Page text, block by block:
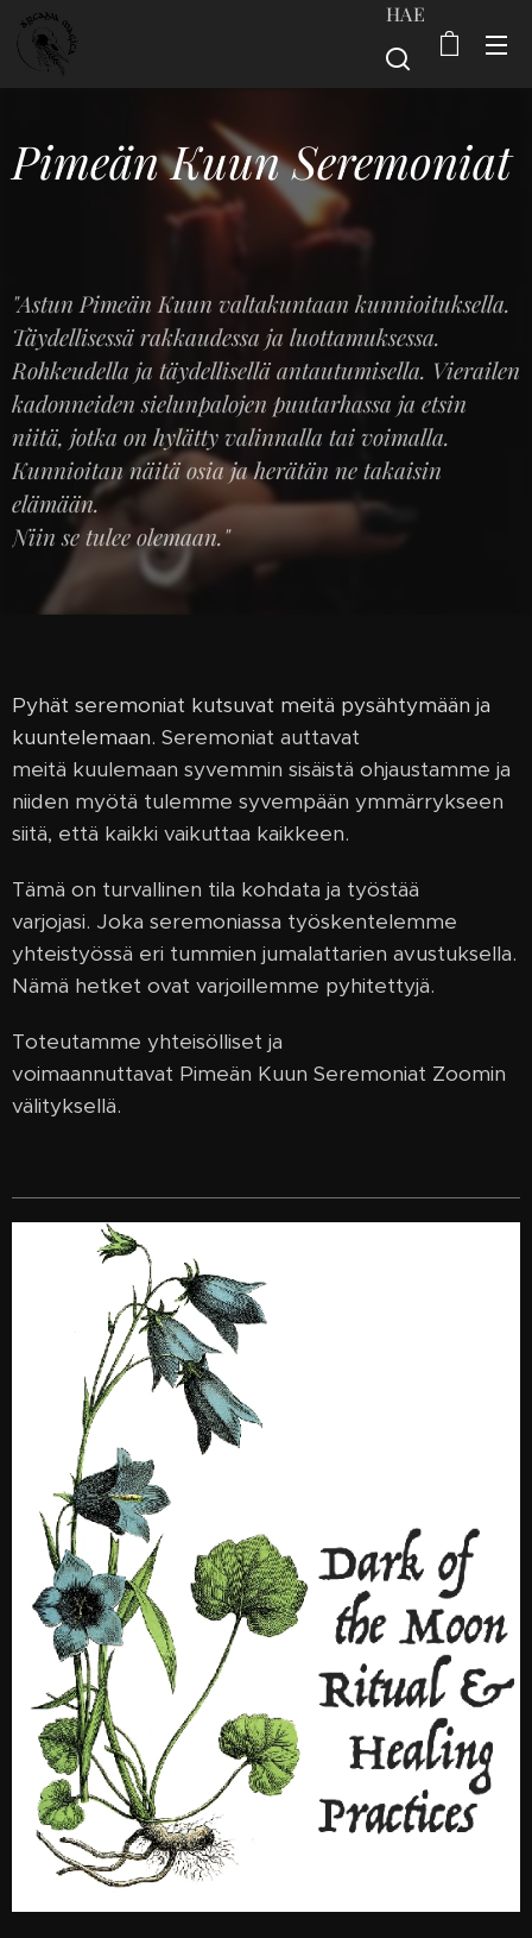
HAE
Pimeän Kuun Seremoniat
"Astun Pimeän Kuun valtakuntaan kunnioituksella.
Täydellisessä rakkaudessa ja luottamuksessa.
Rohkeudella ja täydellisellä antautumisella. Vierailen
kadonneiden sielunpalojen puutarhassa ja etsin
niitä, jotka on hylätty valinnalla tai voimalla.
Kunnioitan näitä osia ja herätän ne takaisin
elämään.
Niin se tulee olemaan."
Pyhät seremoniat kutsuvat meitä pysähtymään ja
kuuntelemaan. Seremoniat auttavat
meitä kuulemaan syvemmin sisäistä ohjaustamme ja
niiden myötä tulemme syvempään ymmärrykseen
siitä, että kaikki vaikuttaa kaikkeen.
Tämä on turvallinen tila kohdata ja työstää
varjojasi. Joka seremoniassa työskentelemme
yhteistyössä eri tummien jumalattarien avustuksella.
Nämä hetket ovat varjoillemme pyhitettyjä.
Toteutamme yhteisölliset ja
voimaannuttavat Pimeän Kuun Seremoniat Zoomin
välityksellä.